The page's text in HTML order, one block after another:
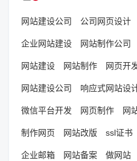
网站建设公司 公司网页设计
企业网站建设 网站制作公司
网站建设 网站制作 网页开
网站建设公司 响应式网站设
微信平台开发 网页制作 网
制作网页 网站改版 ssl证书
企业邮箱 网站备案 做网站